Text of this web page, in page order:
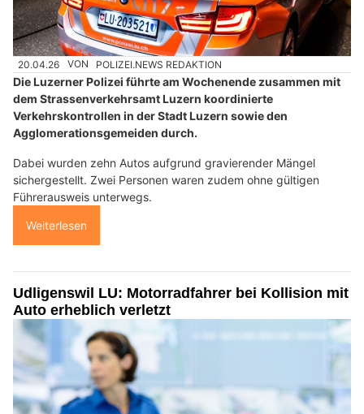
20.04.26 VON POLIZEI.NEWS REDAKTION
Die Luzerner Polizei führte am Wochenende zusammen mit
dem Strassenverkehrsamt Luzern koordinierte
Verkehrskontrollen in der Stadt Luzern sowie den
Agglomerationsgemeiden durch.
Dabei wurden zehn Autos aufgrund gravierender Mängel
sichergestellt. Zwei Personen waren zudem ohne gültigen
Führerausweis unterwegs.
Weiterlesen
Udligenswil LU: Motorradfahrer bei Kollision mit
Auto erheblich verletzt